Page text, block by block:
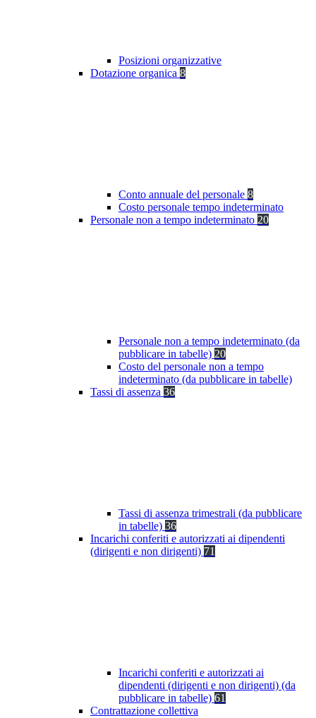
Posizioni organizzative
Dotazione organica 8
Conto annuale del personale 8
Costo personale tempo indeterminato
Personale non a tempo indeterminato 20
Personale non a tempo indeterminato (da
pubblicare in tabelle) 20
Costo del personale non a tempo
indeterminato (da pubblicare in tabelle)
Tassi di assenza 36
Tassi di assenza trimestrali (da pubblicare
in tabelle) 36
Incarichi conferiti e autorizzati ai dipendenti
(dirigenti e non dirigenti) 71
Incarichi conferiti e autorizzati ai
dipendenti (dirigenti e non dirigenti) (da
pubblicare in tabelle) 61
Contrattazione collettiva